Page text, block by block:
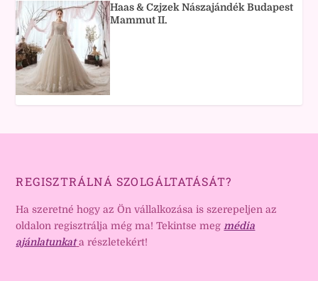
Haas & Czjzek Nászajándék Budapest
Mammut II.
REGISZTRÁLNÁ SZOLGÁLTATÁSÁT?
Ha szeretné hogy az Ön vállalkozása is szerepeljen az
oldalon regisztrálja még ma! Tekintse meg média
ajánlatunkat a részletekért!